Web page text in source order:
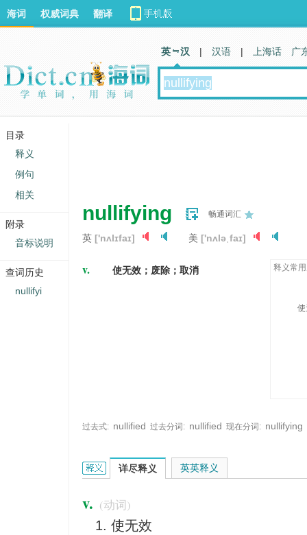
nullifying 畅通词汇
英 ['nʌlɪfaɪ] 美 ['nʌləˌfaɪ]
v. 使无效；废除；取消 释义常
过去式: nullified 过去分词: nullified 现在分词: nullifying
nullify的英文翻译是什么意思，词典释义与在线翻译
详尽释义
v. (动词)
使无效
英英释义
海词 权威词典 翻译
英 汉 | 汉语 | 上海话 广
目录
释义
例句
相关
附录
音标说明
查词历史
nullifyi